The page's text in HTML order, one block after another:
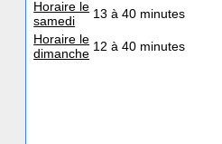
Horaire le
samedi
13 à 40 minutes
Horaire le
dimanche 12 à 40 minutes